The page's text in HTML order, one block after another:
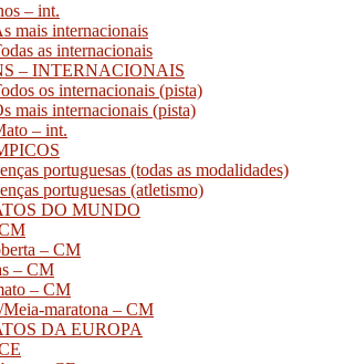
– int.
mais internacionais
as internacionais
– INTERNACIONAIS
os internacionais (pista)
mais internacionais (pista)
– int.
portuguesas (todas as modalidades)
portuguesas (atletismo)
DO MUNDO
– CM
– CM
– CM
Meia-maratona – CM
DA EUROPA